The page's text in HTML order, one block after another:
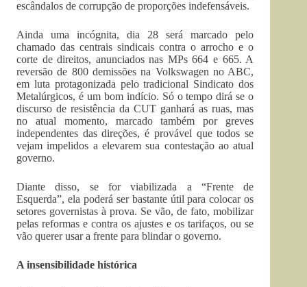
escândalos de corrupção de proporções indefensáveis.
Ainda uma incógnita, dia 28 será marcado pelo
chamado das centrais sindicais contra o arrocho e o
corte de direitos, anunciados nas MPs 664 e 665. A
reversão de 800 demissões na Volkswagen no ABC,
em luta protagonizada pelo tradicional Sindicato dos
Metalúrgicos, é um bom indício. Só o tempo dirá se o
discurso de resistência da CUT ganhará as ruas, mas
no atual momento, marcado também por greves
independentes das direções, é provável que todos se
vejam impelidos a elevarem sua contestação ao atual
governo.
Diante disso, se for viabilizada a “Frente de
Esquerda”, ela poderá ser bastante útil para colocar os
setores governistas à prova. Se vão, de fato, mobilizar
pelas reformas e contra os ajustes e os tarifaços, ou se
vão querer usar a frente para blindar o governo.
A insensibilidade histórica